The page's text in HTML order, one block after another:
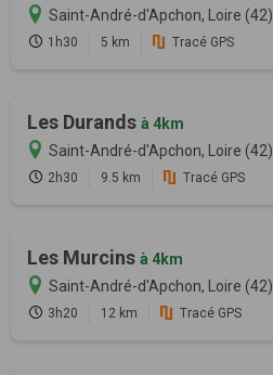
Saint-André-d'Apchon, Loire (42)
1h30 5 km Tracé GPS
Les Durands à 4km
Saint-André-d'Apchon, Loire (42)
2h30 9.5 km Tracé GPS
Les Murcins à 4km
Saint-André-d'Apchon, Loire (42)
3h20 12 km Tracé GPS